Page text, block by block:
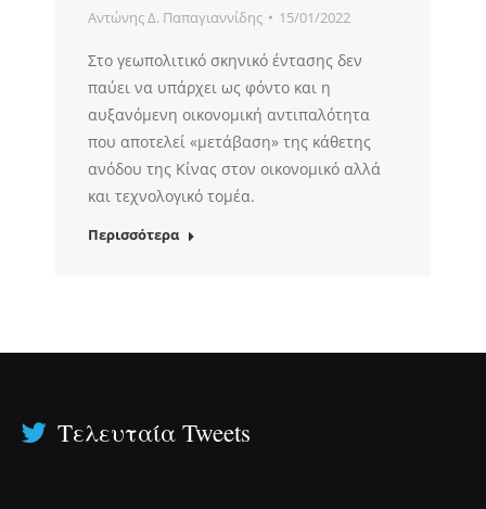
Αντώνης Δ. Παπαγιαννίδης 15/01/2022
Στο γεωπολιτικό σκηνικό έντασης δεν
παύει να υπάρχει ως φόντο και η
αυξανόμενη οικονομική αντιπαλότητα
που αποτελεί «μετάβαση» της κάθετης
ανόδου της Κίνας στον οικονομικό αλλά
και τεχνολογικό τομέα.
Περισσότερα
Τελευταία Tweets